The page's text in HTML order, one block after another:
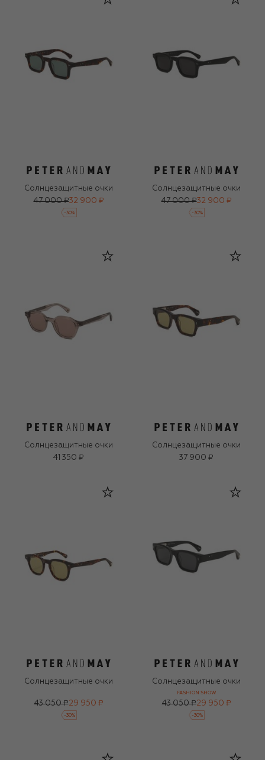
Солнцезащитные очки
47 000 ₽32 900 ₽
-30%
Солнцезащитные очки
47 000 ₽32 900 ₽
-30%
Солнцезащитные очки
41 350 ₽
Солнцезащитные очки
37 900 ₽
Солнцезащитные очки
43 050 ₽29 950 ₽
-30%
Солнцезащитные очки
FASHION SHOW
43 050 ₽29 950 ₽
-30%